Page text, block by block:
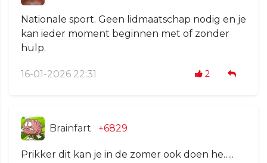
Nationale sport. Geen lidmaatschap nodig en je
kan ieder moment beginnen met of zonder
hulp.
16-01-2026 22:31 2
Brainfart +6829
Prikker dit kan je in de zomer ook doen he…..